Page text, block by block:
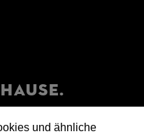
und ähnliche